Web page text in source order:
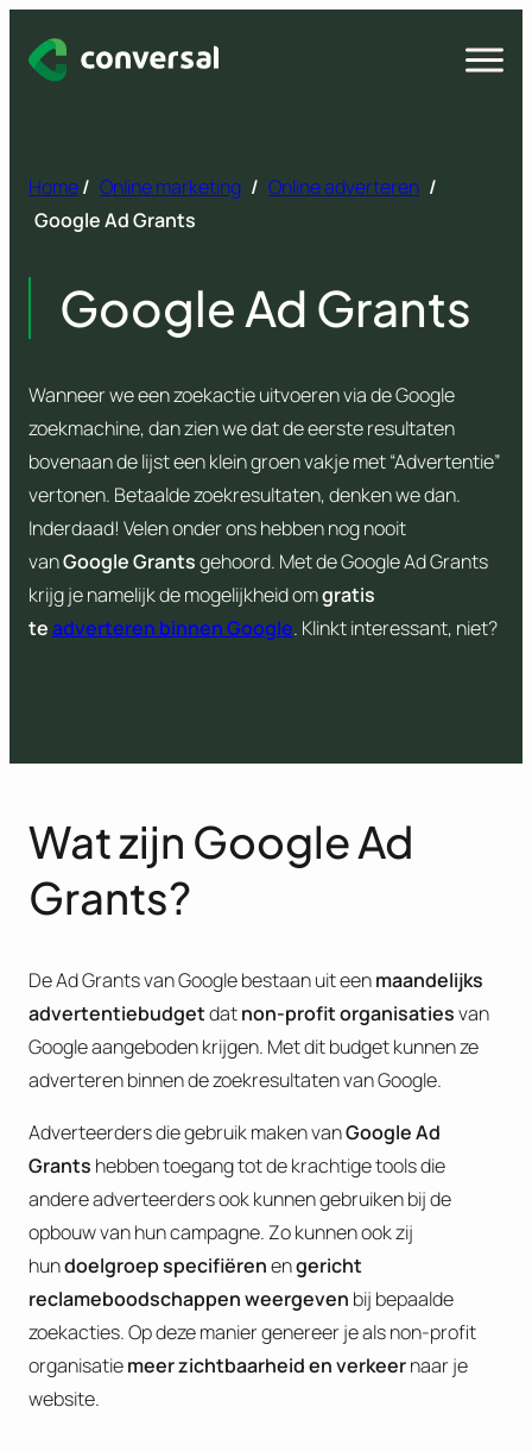
naar
Open
Home/ Online marketing / Online adverteren /
Google Ad Grants
Google Ad Grants
Wanneer we een zoekactie uitvoeren via de Google
zoekmachine, dan zien we dat de eerste resultaten
bovenaan de lijst een klein groen vakje met “Advertentie”
vertonen. Betaalde zoekresultaten, denken we dan.
Inderdaad! Velen onder ons hebben nog nooit
vanGoogle Grantsgehoord. Met de Google Ad Grants
krijg je namelijk de mogelijkheid omgratis
teadverteren binnen Google. Klinkt interessant, niet?
Wat zijn Google Ad
Grants?
De Ad Grants van Google bestaan uit eenmaandelijks
advertentiebudgetdatnon-profit organisatiesvan
Google aangeboden krijgen. Met dit budget kunnen ze
adverteren binnen de zoekresultaten van Google.
Adverteerders die gebruik maken vanGoogle Ad
Grants hebben toegang tot de krachtige tools die
andere adverteerders ook kunnen gebruiken bij de
opbouw van hun campagne. Zo kunnen ook zij
hundoelgroep specifiërenengericht
reclameboodschappen weergeven bij bepaalde
zoekacties. Op deze manier genereer je als non-profit
organisatiemeer zichtbaarheid en verkeernaar je
website.